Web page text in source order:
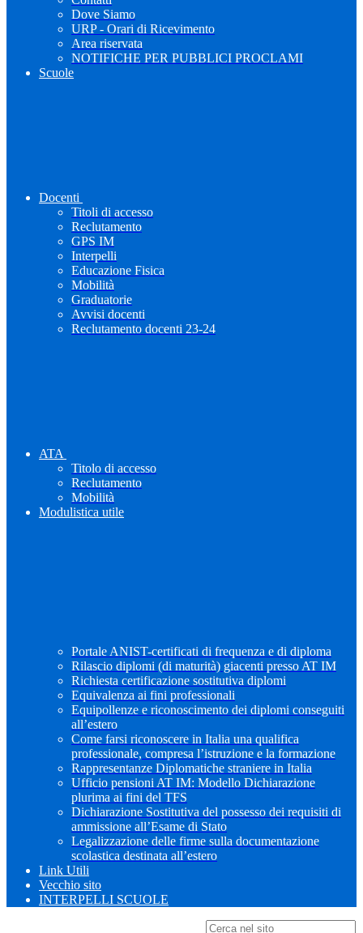
Dove Siamo
URP - Orari di Ricevimento
Area riservata
NOTIFICHE PER PUBBLICI PROCLAMI
Scuole
Docenti
Titoli di accesso
Reclutamento
GPS IM
Interpelli
Educazione Fisica
Mobilità
Graduatorie
Avvisi docenti
Reclutamento docenti 23-24
ATA
Titolo di accesso
Reclutamento
Mobilità
Modulistica utile
Portale ANIST-certificati di frequenza e di diploma
Rilascio diplomi (di maturità) giacenti presso AT IM
Richiesta certificazione sostitutiva diplomi
Equivalenza ai fini professionali
Equipollenze e riconoscimento dei diplomi conseguiti
all’estero
Come farsi riconoscere in Italia una qualifica
professionale, compresa l’istruzione e la formazione
Rappresentanze Diplomatiche straniere in Italia
Ufficio pensioni AT IM: Modello Dichiarazione
plurima ai fini del TFS
Dichiarazione Sostitutiva del possesso dei requisiti di
ammissione all’Esame di Stato
Legalizzazione delle firme sulla documentazione
scolastica destinata all’estero
Link Utili
Vecchio sito
INTERPELLI SCUOLE